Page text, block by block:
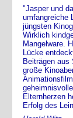
"Jasper und
umfangreiche
jüngsten
Wirklich
Mangelware.
Lücke
Beiträgen aus
große
Elternherzen
Erfolg des